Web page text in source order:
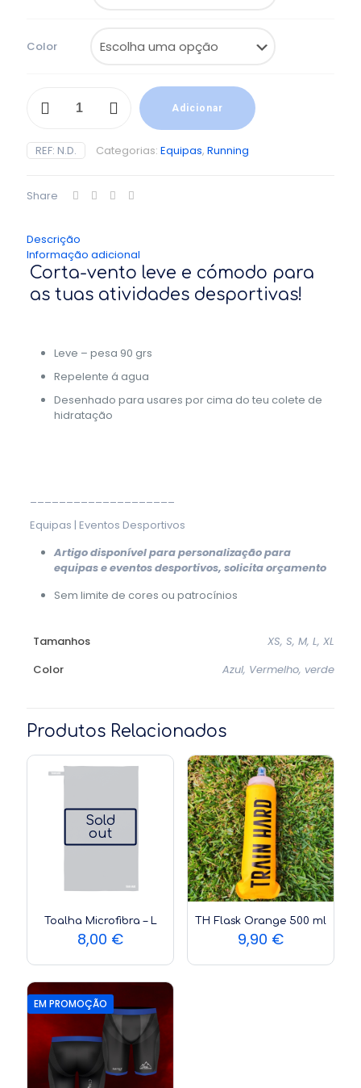
Color
vento
TH
Adicionar
REF: N.D. Categorias: Equipas, Running
Share
Descrição
Informação adicional
Corta-vento leve e cómodo para
as tuas atividades desportivas!
Leve – pesa 90 grs
Repelente á agua
Desenhado para usares por cima do teu colete de
hidratação
Equipas | Eventos Desportivos
Artigo disponível para personalização para
equipas e eventos desportivos, solicita orçamento
Sem limite de cores ou patrocínios
Tamanhos
XS, S, M, L, XL
Color
Azul, Vermelho, verde
Produtos Relacionados
Sold
out
Toalha Microfibra – L
8,00 €
TH Flask Orange 500 ml
9,90 €
EM PROMOÇÃO